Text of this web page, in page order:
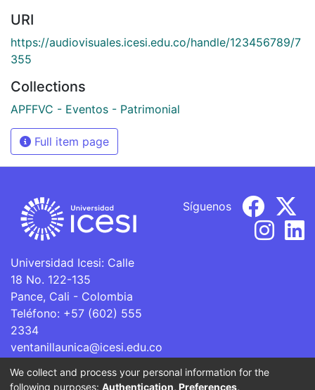
URI
https://audiovisuales.icesi.edu.co/handle/123456789/7
355
Collections
APFFVC - Eventos - Patrimonial
Full item page
Universidad Icesi: Calle
18 No. 122-135
Pance, Cali - Colombia
Teléfono: +57 (602) 555
2334
ventanillaunica@icesi.edu.co
Síguenos
La Universidad Icesi es una Institución de Educación
We collect and process your personal information for the
following purposes: Authentication, Preferences,